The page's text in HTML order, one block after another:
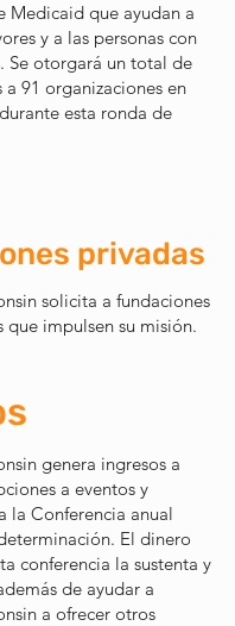
Medicaid que ayudan a
y a las personas con
Se otorgará un total de
91 organizaciones en
esta ronda de
privadas
solicita a fundaciones
que impulsen su misión.
genera ingresos a
a eventos y
la Conferencia anual
El dinero
conferencia la sustenta y
de ayudar a
a ofrecer otros